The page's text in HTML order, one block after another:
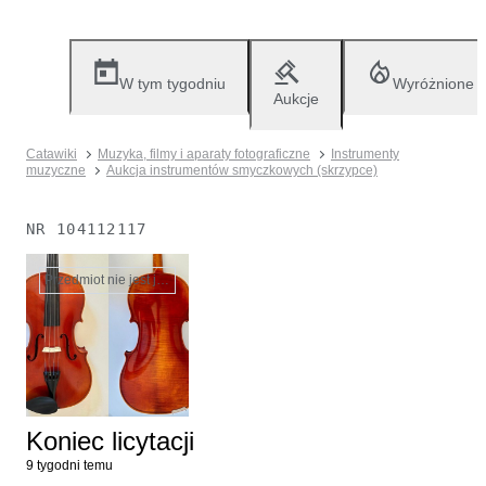
W tym tygodniu
Aukcje
Wyróżnione
Catawiki Muzyka, filmy i aparaty fotograficzne
Instrumenty
muzyczne
Aukcja instrumentów smyczkowych (skrzypce)
NR 104112117
Przedmiot nie jest już dostępny
Koniec licytacji
9 tygodni temu